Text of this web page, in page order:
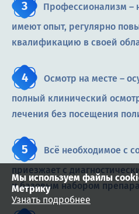
Профессионализм –
имеют опыт, регулярно
квалификацию в своей
Осмотр на месте –
полный клинический
лечения без посещения
Всё необходимое с
приезжает с
и базовым набором
Мы используем файлы
Метрику
Узнать подробнее